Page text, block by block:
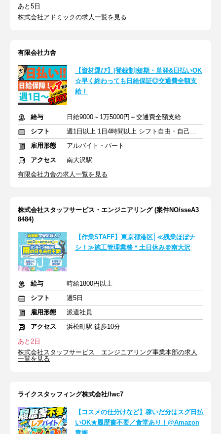
あと5日
株式会社アドミックの求人一覧を見る
有限会社力舎
【資材運び】[登録制]短期・単発&日払いOK
☆早く終わっても日給保証◎交通費全額支
給！
給与
日給9000～1万5000円＋交通費全額支給
シフト
週1日以上 1日4時間以上 シフト自由・自己申告
雇用形態
アルバイト・パート
アクセス
南大沢駅
有限会社力舎の求人一覧を見る
株式会社スタッフサービス・エンジニアリング (案件NO/sseA3
8484)
【作業STAFF】東京都港区│≪残業ほぼナ
シ！≫施工管理業務＊土日休み＠南大沢
給与
時給1800円以上
シフト
週5日
雇用形態
派遣社員
アクセス
浜松町駅 徒歩10分
あと2日
株式会社スタッフサービス エンジニアリング事業本部の求人
一覧を見る
ライクスタッフィング株式会社/lwc7
【コスメの仕分けなど】稼いだ分はスグ日払
いOK★履歴書不要／食堂あり！@Amazon